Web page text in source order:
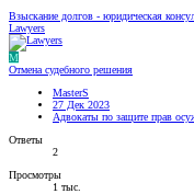
Взыскание долгов - юридическая
Lawyers
M
Отмена судебного решения
MasterS
27 Дек 2023
Адвокаты по защите прав
Ответы
2
Просмотры
1 тыс.